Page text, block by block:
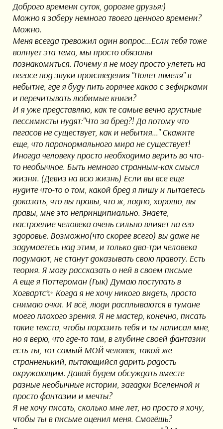
Доброго времени суток, дорогие друзья:)
Можно я заберу немного твоего ценного времени?
Можно.
Меня всегда тревожил один вопрос...Если тебя тоже
волнует эта тема, мы просто обязаны
познакомиться. Почему я не могу просто улететь на
пегасе под звуки произведения "Полет шмеля" в
небытие, где я буду пить горячее какао с зефирками
и перечитывать любимые книги?
И я уже представляю, как те самые вечно грустные
пессимисты нудят:"Что за бред?! Да потому что
пегасов не существует, как и небытия..." Скажите
еще, что паранормального мира не существует!
Иногда человеку просто необходимо верить во что-
то необычное. Быть немного странным-как смысл
жизни. (Девиз на всю жизнь) Если вы все еще
нудите что-то о том, какой бред я пишу и пытаетесь
доказать, что вы правы, что ж, ладно, хорошо, вы
правы, мне это непринципиально. Знаете,
настроение человека очень сильно влияет на его
здоровье. Возможно(что скорее всего) вы даже не
задумаетесь над этим, и только два-три человека
подумают, не станут доказывать свою правоту. Есть
теория. Я могу рассказать о ней в своем письме
А еще я Поттероман (Гык) Думаю поступать в
Хогвартс✨ Когда я не хочу никого видеть, просто
снимаю очки. И всё, люди расплываются в тумане
моего плохого зрения. Я не мастер, конечно, писать
такие текста, чтобы поразить тебя и ты написал мне,
но я верю, что где-то там, в глубине своей фантазии
есть ты, тот самый МОЙ человек, такой же
странненький, пытающийся дарить радость
окружающим. Давай будем обсуждать вместе
разные необычные истории, загадки Вселенной и
просто фантазии и мечты?
Я не хочу писать, сколько мне лет, но просто я хочу,
чтобы ты в письме оценил меня. Смогёшь?